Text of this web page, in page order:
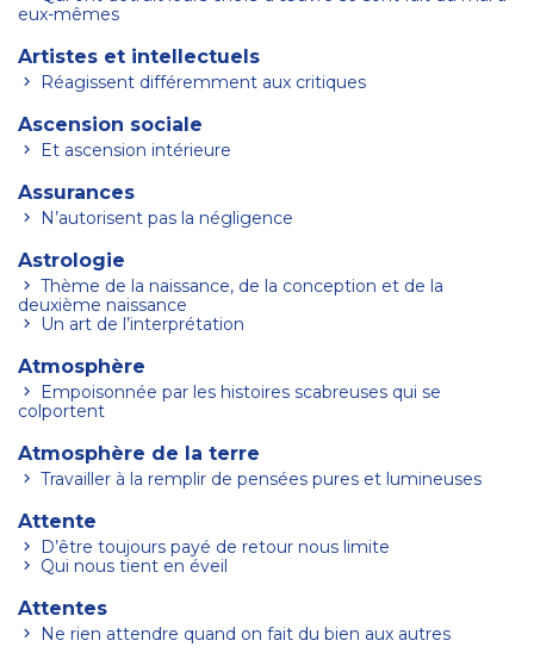
eux-mêmes
Artistes et intellectuels
Réagissent différemment aux critiques
Ascension sociale
Et ascension intérieure
Assurances
N’autorisent pas la négligence
Astrologie
deuxième naissance
Un art de l’interprétation
Atmosphère
colportent
Atmosphère de la terre
Travailler à la remplir de pensées pures et lumineuses
Attente
D’être toujours payé de retour nous limite
Qui nous tient en éveil
Attentes
Ne rien attendre quand on fait du bien aux autres